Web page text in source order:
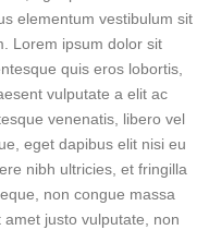
elementum vestibulum sit
Lorem ipsum dolor sit
quis eros lobortis,
vulputate a elit ac
venenatis, libero vel
eget dapibus elit nisi eu
nibh ultricies, et fringilla
non congue massa
justo vulputate, non